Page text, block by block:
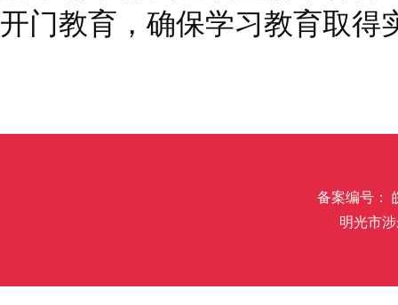
开门教育，确保学习教育取得
备案编号：
明光市